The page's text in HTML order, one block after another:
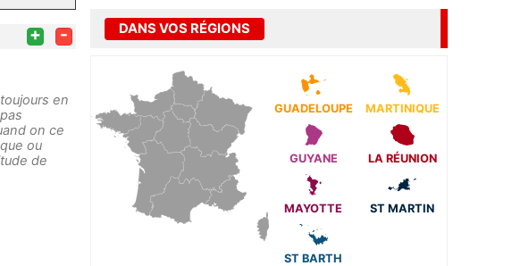
+ -
en
on ce
ou
de
DANS VOS RÉGIONS
GUADELOUPE MARTINIQUE
GUYANE LA RÉUNION
MAYOTTE ST MARTIN
ST BARTH